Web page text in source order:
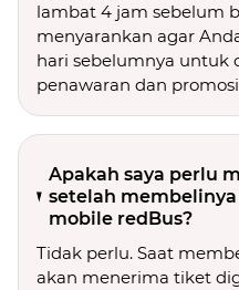
lambat 4 jam sebelum
menyarankan agar
hari sebelumnya untuk
penawaran dan
Apakah saya perlu
setelah
mobile redBus?
Tidak perlu. Saat
akan menerima tiket